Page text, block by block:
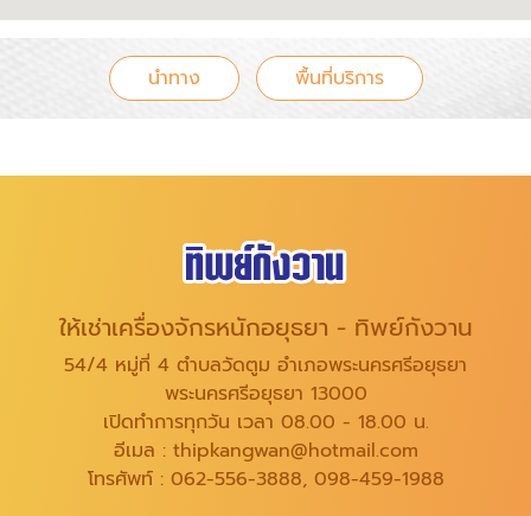
นำทาง พื้นที่บริการ
ให้เช่าเครื่องจักรหนักอยุธยา - ทิพย์กังวาน
54/4 หมู่ที่ 4 ตำบลวัดตูม อำเภอพระนครศรีอยุธยา
พระนครศรีอยุธยา 13000
เปิดทำการทุกวัน เวลา 08.00 - 18.00 น.
อีเมล : thipkangwan@hotmail.com
โทรศัพท์ : 062-556-3888, 098-459-1988